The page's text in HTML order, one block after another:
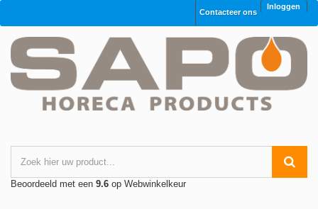
Inloggen
Contacteer ons
Beoordeeld met een 9.6 op Webwinkelkeur